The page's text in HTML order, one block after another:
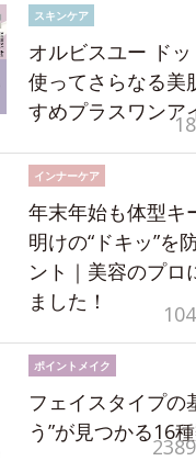
スキンケア
オルビスユー ド
使ってさらなる美
すめプラスワンア
インナーケア
年末年始も体型キ
明けの“ドキッ”を
ント｜美容のプロ
ました！
ポイントメイク
フェイスタイプの
う”が見つかる16